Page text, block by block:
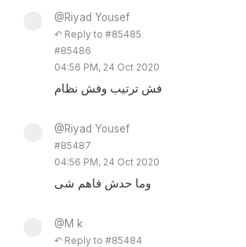
@Riyad Yousef
↶ Reply to #85485
#85486
04:56 PM, 24 Oct 2020
فش ترتيب وفش نظام
@Riyad Yousef
#85487
04:56 PM, 24 Oct 2020
وما حدش فاهم شى
@M k
↶ Reply to #85484